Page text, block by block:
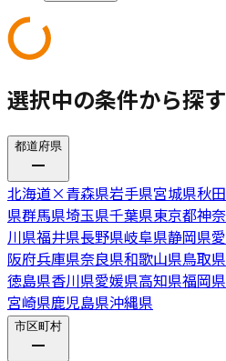
選択中の条件から探す
都道府県
北海道×青森県岩手県宮城県秋
県群馬県埼玉県千葉県東京都神
川県福井県長野県岐阜県静岡県
阪府兵庫県奈良県和歌山県鳥取県
徳島県香川県愛媛県高知県福岡県
宮崎県鹿児島県沖縄県
市区町村